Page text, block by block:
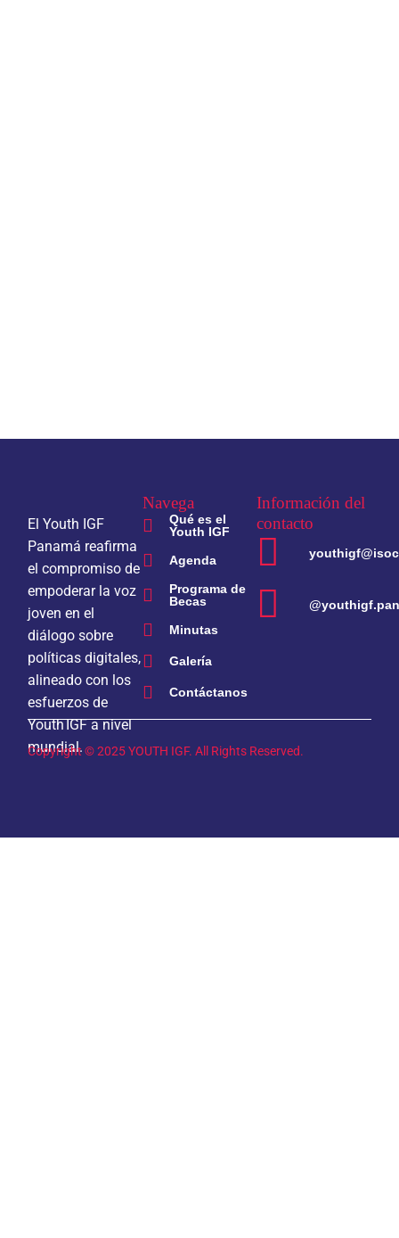
El Youth IGF
Panamá reafirma
el compromiso de
empoderar la voz
joven en el
diálogo sobre
políticas digitales,
alineado con los
esfuerzos de
Youth IGF a nivel
mundial.
Navega
Qué es el
Youth IGF
Agenda
Programa de
Becas
Minutas
Galería
Contáctanos
Información del
contacto
Copyright © 2025 YOUTH IGF. All Rights Reserved.